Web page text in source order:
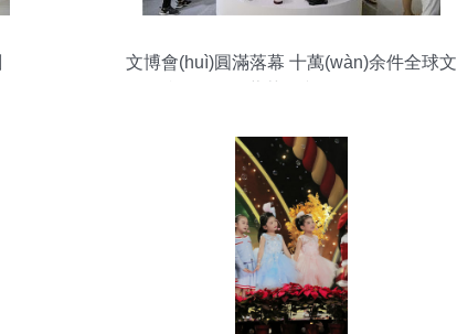
文博會(huì)圓滿落幕 十萬(wàn)余件全球文